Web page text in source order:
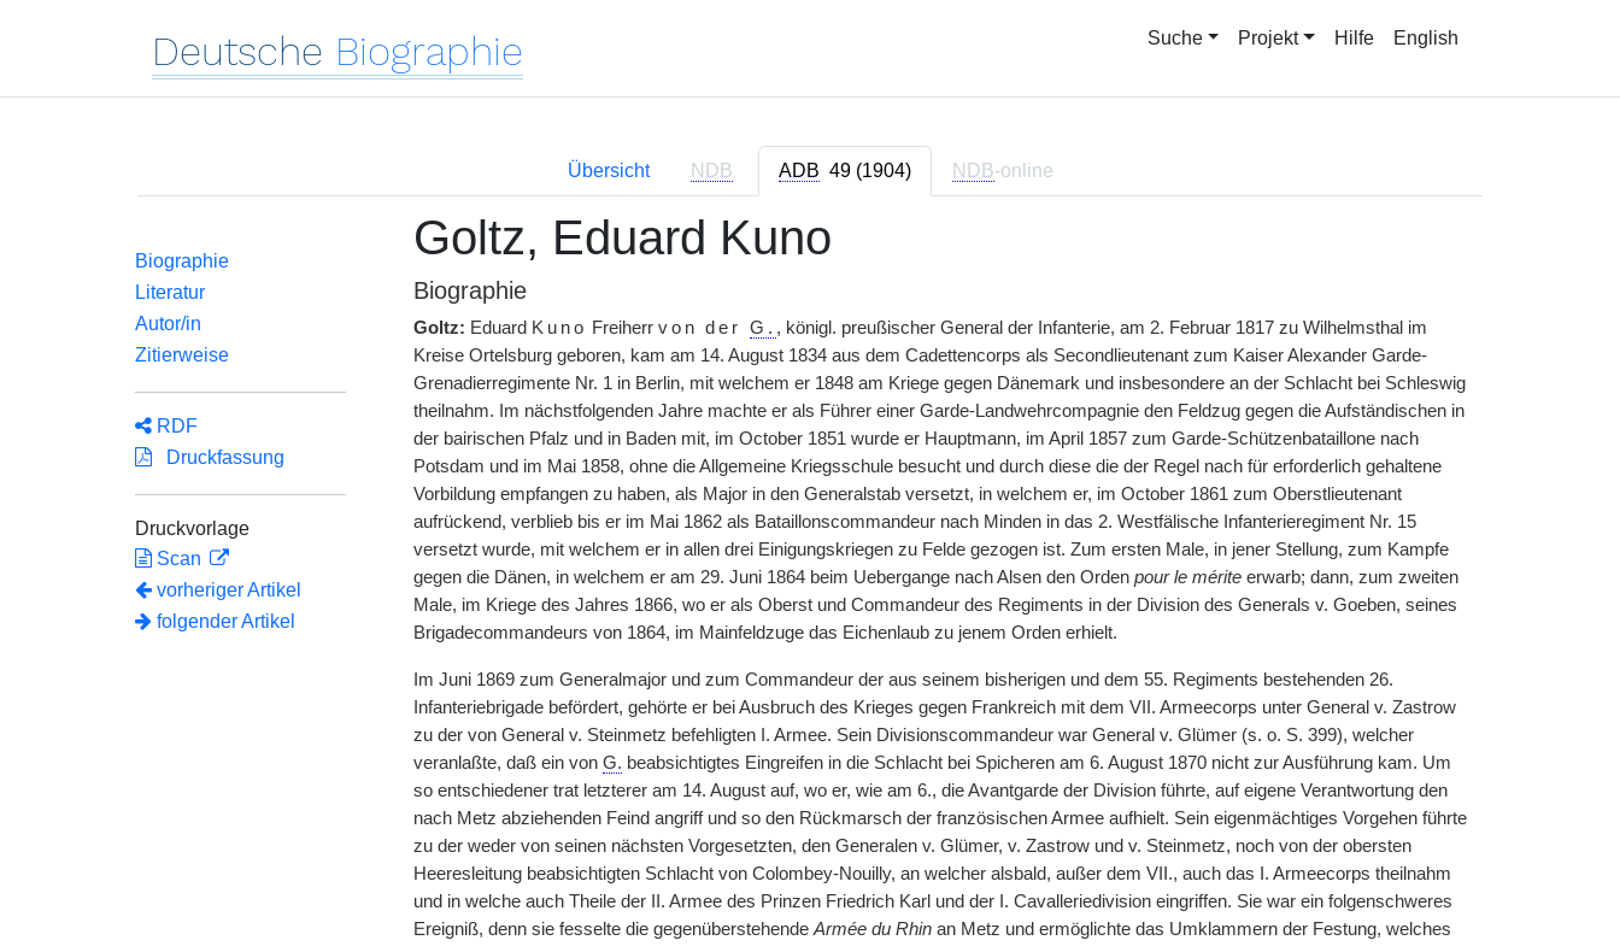
Deutsche Biographie Suche Projekt Hilfe English
Übersicht NDB ADB 49 (1904) NDB-online
Biographie
Literatur
Autor/in
Zitierweise
RDF
Druckfassung
Druckvorlage
Scan
vorheriger Artikel
folgender Artikel
Goltz, Eduard Kuno
Biographie
Goltz: Eduard Kuno Freiherr von derG. , königl. preußischer General der Infanterie, am 2. Februar 1817 zu Wilhelmsthal im
Kreise Ortelsburg geboren, kam am 14. August 1834 aus dem Cadettencorps als Secondlieutenant zum Kaiser Alexander Garde-
Grenadierregimente Nr. 1 in Berlin, mit welchem er 1848 am Kriege gegen Dänemark und insbesondere an der Schlacht bei Schleswig
theilnahm. Im nächstfolgenden Jahre machte er als Führer einer Garde-Landwehrcompagnie den Feldzug gegen die Aufständischen in
der bairischen Pfalz und in Baden mit, im October 1851 wurde er Hauptmann, im April 1857 zum Garde-Schützenbataillone nach
Potsdam und im Mai 1858, ohne die Allgemeine Kriegsschule besucht und durch diese die der Regel nach für erforderlich gehaltene
Vorbildung empfangen zu haben, als Major in den Generalstab versetzt, in welchem er, im October 1861 zum Oberstlieutenant
aufrückend, verblieb bis er im Mai 1862 als Bataillonscommandeur nach Minden in das 2. Westfälische Infanterieregiment Nr. 15
versetzt wurde, mit welchem er in allen drei Einigungskriegen zu Felde gezogen ist. Zum ersten Male, in jener Stellung, zum Kampfe
gegen die Dänen, in welchem er am 29. Juni 1864 beim Uebergange nach Alsen den Orden pour le mériteerwarb; dann, zum zweiten
Male, im Kriege des Jahres 1866, wo er als Oberst und Commandeur des Regiments in der Division des Generals v. Goeben, seines
Brigadecommandeurs von 1864, im Mainfeldzuge das Eichenlaub zu jenem Orden erhielt.
Im Juni 1869 zum Generalmajor und zum Commandeur der aus seinem bisherigen und dem 55. Regiments bestehenden 26.
Infanteriebrigade befördert, gehörte er bei Ausbruch des Krieges gegen Frankreich mit dem VII. Armeecorps unter General v. Zastrow
zu der von General v. Steinmetz befehligten I. Armee. Sein Divisionscommandeur war General v. Glümer (s. o. S. 399), welcher
veranlaßte, daß ein von G. beabsichtigtes Eingreifen in die Schlacht bei Spicheren am 6. August 1870 nicht zur Ausführung kam. Um
so entschiedener trat letzterer am 14. August auf, wo er, wie am 6., die Avantgarde der Division führte, auf eigene Verantwortung den
nach Metz abziehenden Feind angriff und so den Rückmarsch der französischen Armee aufhielt. Sein eigenmächtiges Vorgehen führte
zu der weder von seinen nächsten Vorgesetzten, den Generalen v. Glümer, v. Zastrow und v. Steinmetz, noch von der obersten
Heeresleitung beabsichtigten Schlacht von Colombey-Nouilly, an welcher alsbald, außer dem VII., auch das I. Armeecorps theilnahm
und in welche auch Theile der II. Armee des Prinzen Friedrich Karl und der I. Cavalleriedivision eingriffen. Sie war ein folgenschweres
Ereigniß, denn sie fesselte die gegenüberstehende Armée du Rhinan Metz und ermöglichte das Umklammern der Festung, welches